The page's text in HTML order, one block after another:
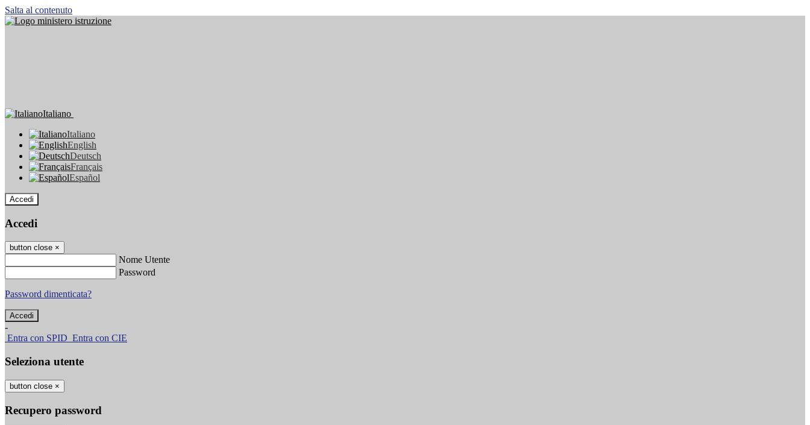
Salta al contenuto
Italiano
Italiano
English
Deutsch
Français
Español
Accedi
Accedi
button close ×
Nome Utente
Password
Password dimenticata?
-
Entra con SPID Entra con CIE
Seleziona utente
button close ×
Recupero password